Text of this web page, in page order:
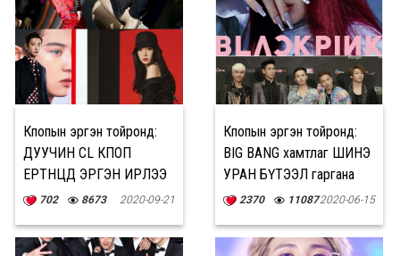
Кпопын эргэн тойронд:
ДУУЧИН CL КПОП
ЕРТӨНЦӨД ЭРГЭН ИРЛЭЭ
702 8673 2020-09-21
Кпопын эргэн тойронд:
BIG BANG хамтлаг ШИНЭ
УРАН БҮТЭЭЛ гаргана
2370 110872020-06-15